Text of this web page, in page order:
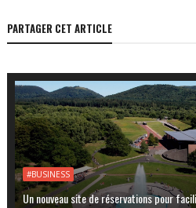
PARTAGER CET ARTICLE
#BUSINESS
Un nouveau site de réservations pour